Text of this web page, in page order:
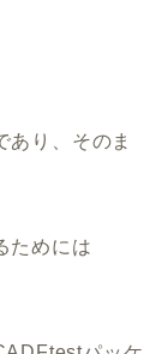
あり、そのま
ためには